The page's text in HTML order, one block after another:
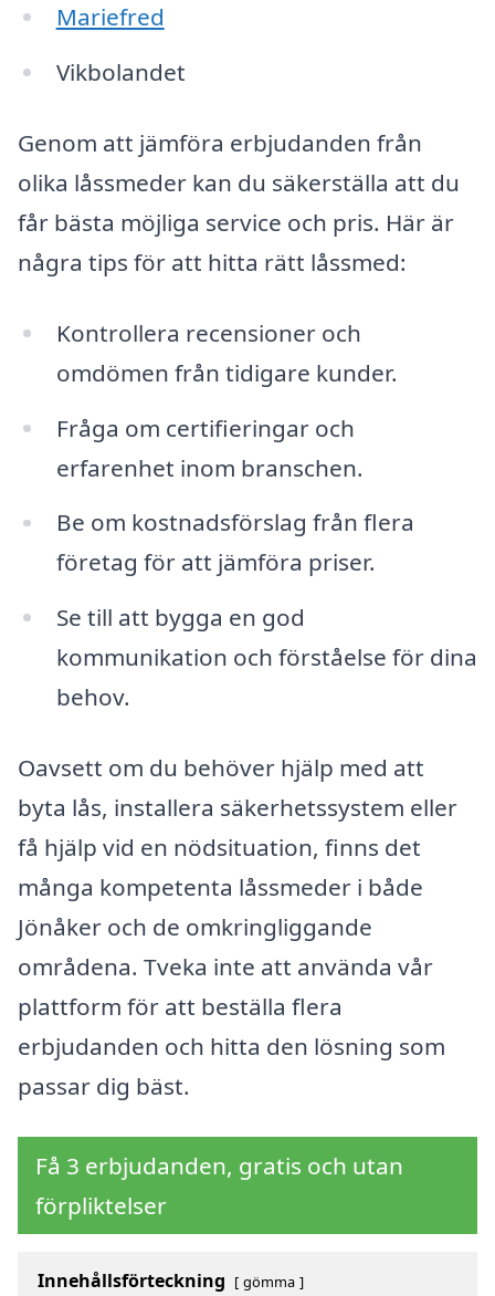
Mariefred
Vikbolandet
Genom att jämföra erbjudanden från
olika låssmeder kan du säkerställa att du
får bästa möjliga service och pris. Här är
några tips för att hitta rätt låssmed:
Kontrollera recensioner och
omdömen från tidigare kunder.
Fråga om certifieringar och
erfarenhet inom branschen.
Be om kostnadsförslag från flera
företag för att jämföra priser.
Se till att bygga en god
kommunikation och förståelse för dina
behov.
Oavsett om du behöver hjälp med att
byta lås, installera säkerhetssystem eller
få hjälp vid en nödsituation, finns det
många kompetenta låssmeder i både
Jönåker och de omkringliggande
områdena. Tveka inte att använda vår
plattform för att beställa flera
erbjudanden och hitta den lösning som
passar dig bäst.
Få 3 erbjudanden, gratis och utan
förpliktelser
Innehållsförteckning gömma